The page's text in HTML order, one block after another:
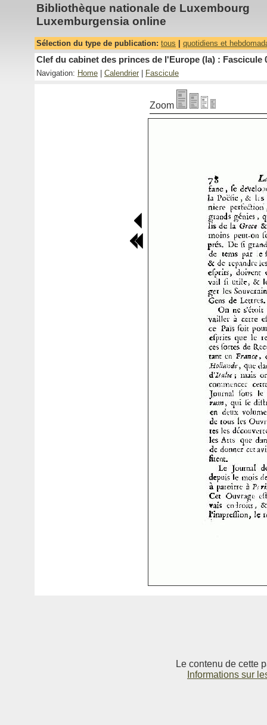
Bibliothèque nationale de Luxembourg
Luxemburgensia online
Sélection du type de publication: tous quotidiens et
Clef du cabinet des princes de l'Europe (la) : Fascicule
Navigation: Home Calendrier Fascicule
Zoom
Le contenu de cette
Informations sur